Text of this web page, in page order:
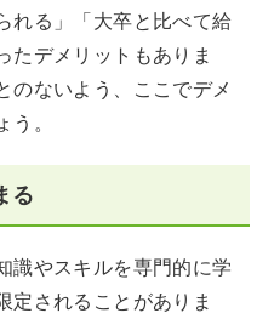
れる」「大卒と比べて給
たデメリットもありま
のないよう、ここでデメ
。
る
識やスキルを専門的に学
定されることがありま